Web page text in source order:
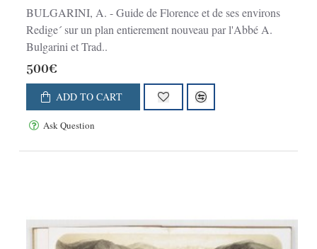
BULGARINI, A. - Guide de Florence et de ses environs
Redige´ sur un plan entierement nouveau par l'Abbé A.
Bulgarini et Trad..
500€
ADD TO CART
Ask Question